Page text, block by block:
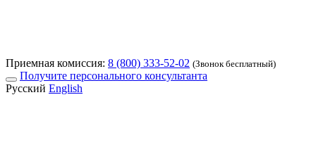
Приемная комиссия: 8 (800) 333-52-02 (Звонок бесплатный)
Получите персонального консультанта
Русский English